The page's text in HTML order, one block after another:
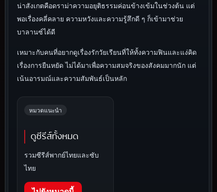
น่าสังเกตคือดราม่าความอยุติธรรมค่อนข้างเข้มในช่วงต้น แต่
พอเรื่องคลี่คลาย ความหวังและความรู้สึกดี ๆ ก็เข้ามาช่วย
บาลานซ์ได้ดี
เหมาะกับคนที่อยากดูเรื่องรักวัยเรียนที่ให้ทั้งความฟินและแง่คิด
เรื่องการยืนหยัด ไม่ได้มาเพื่อความสมจริงของสังคมมากนัก แต่
เน้นอารมณ์และความสัมพันธ์เป็นหลัก
หมวดแนะนำ
ดูซีรีส์ทั้งหมด
รวมซีรีส์พากย์ไทยและซับ
ไทย